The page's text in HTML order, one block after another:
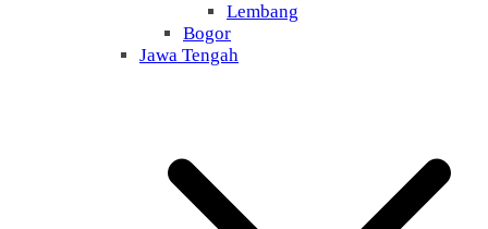
Lembang
Bogor
Jawa Tengah